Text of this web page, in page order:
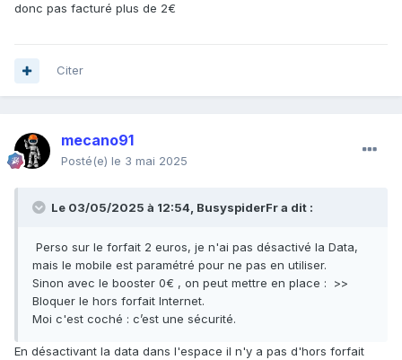
donc pas facturé plus de 2€
Citer
mecano91
Posté(e) le 3 mai 2025
Le 03/05/2025 à 12:54, BusyspiderFra dit :
Perso sur le forfait 2 euros, je n'ai pas désactivé la Data,
mais le mobile est paramétré pour ne pas en utiliser.
Sinon avec le booster 0€ , on peut mettre en place : >>
Bloquer le hors forfait Internet.
Moi c'est coché : c’est une sécurité.
En désactivant la data dans l'espace il n'y a pas d'hors forfait